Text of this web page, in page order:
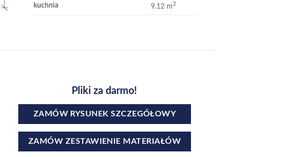
kuchnia 9.12 m2
Pliki za darmo!
ZAMÓW RYSUNEK SZCZEGÓŁOWY
ZAMÓW ZESTAWIENIE MATERIAŁÓW